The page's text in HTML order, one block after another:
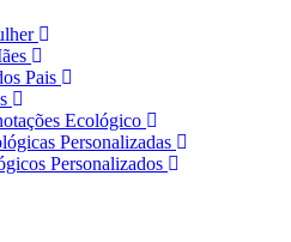
Pais
Ecológico
Personalizadas
Personalizados